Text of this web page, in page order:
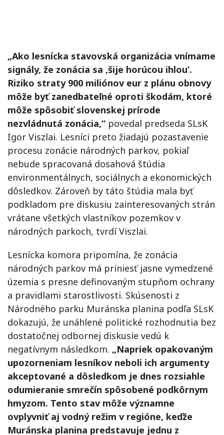
„Ako lesnícka stavovská organizácia vnímame
signály, že zonácia sa ‚šije horúcou ihlou‘.
Riziko straty 900 miliónov eur z plánu obnovy
môže byť zanedbateľné oproti škodám, ktoré
môže spôsobiť slovenskej prírode
nezvládnutá zonácia,“ povedal predseda SLsK
Igor Viszlai. Lesníci preto žiadajú pozastavenie
procesu zonácie národných parkov, pokiaľ
nebude spracovaná dosahová štúdia
environmentálnych, sociálnych a ekonomických
dôsledkov. Zároveň by táto štúdia mala byť
podkladom pre diskusiu zainteresovaných strán
vrátane všetkých vlastníkov pozemkov v
národných parkoch, tvrdí Viszlai.
Lesnícka komora pripomína, že zonácia
národných parkov má priniesť jasne vymedzené
územia s presne definovaným stupňom ochrany
a pravidlami starostlivosti. Skúsenosti z
Národného parku Muránska planina podľa SLsK
dokazujú, že unáhlené politické rozhodnutia bez
dostatočnej odbornej diskusie vedú k
negatívnym následkom. „Napriek opakovaným
upozorneniam lesníkov neboli ich argumenty
akceptované a dôsledkom je dnes rozsiahle
odumieranie smrečín spôsobené podkôrnym
hmyzom. Tento stav môže významne
ovplyvniť aj vodný režim v regióne, keďže
Muránska planina predstavuje jednu z